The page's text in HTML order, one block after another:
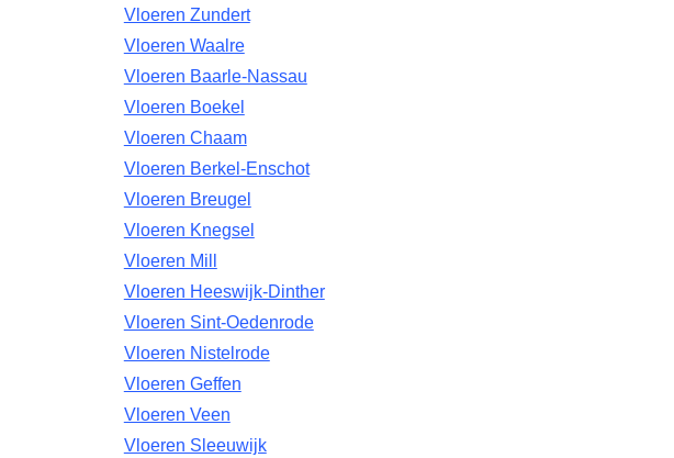
Vloeren Zundert
Vloeren Waalre
Vloeren Baarle-Nassau
Vloeren Boekel
Vloeren Chaam
Vloeren Berkel-Enschot
Vloeren Breugel
Vloeren Knegsel
Vloeren Mill
Vloeren Heeswijk-Dinther
Vloeren Sint-Oedenrode
Vloeren Nistelrode
Vloeren Geffen
Vloeren Veen
Vloeren Sleeuwijk